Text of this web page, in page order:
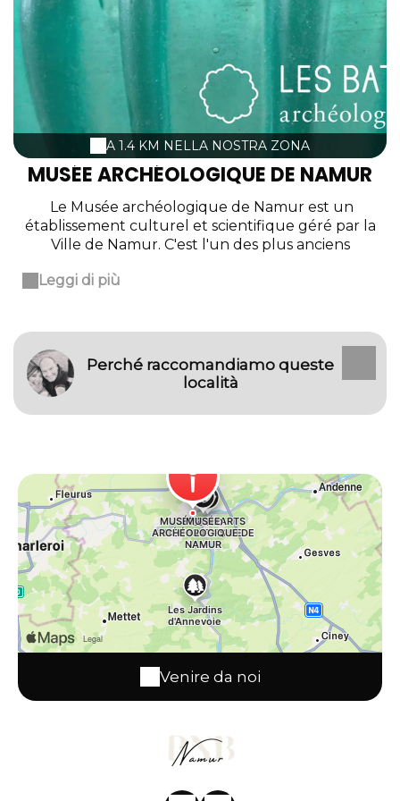
A 1.4 KM NELLA NOSTRA ZONA
MUSÉE ARCHÉOLOGIQUE DE NAMUR
Le Musée archéologique de Namur est un
établissement culturel et scientifique géré par la
Ville de Namur. C'est l'un des plus anciens
de la Fédération Wallonie-Bruxelles en matière
importante en Europe, en raison notamment de
ses collections de la fin de l'Antiquité romaine et
de l'époque mérovingienne. Le Musée
archéologique est accessible au public dans un
l'autre musée communal, le Musée des Arts
décoratifs (Hôtel de Groesbeeck- de Croix), avec
lequel il partage un accueil commun dans la
chapelle des Bateliers. La muséographie
ambitionne de faire (re)découvrir aux visiteurs les
collections archéologiques consacrées à la région
namuroise – du Paléolithique au Moyen Âge –
mais également de mettre en perspective les
connaissances acquises par l'archéologie pour
comprendre le présent et servir l'avenir.
Leggi di più
Perché raccomandiamo queste
località
Venire da noi